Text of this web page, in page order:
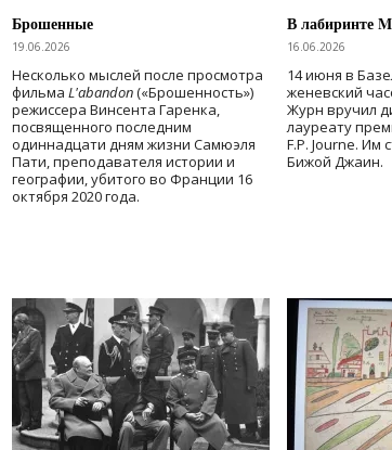
Брошенные
19.06.2026
Несколько мыслей после просмотра
фильма L'abandon(«Брошенность»)
режиссера Винсента Гаренка,
посвященного последним
одиннадцати дням жизни Самюэля
Пати, преподавателя истории и
географии, убитого во Франции 16
октября 2020 года.
В лабиринте
16.06.2026
14 июня в
женевский
Журн вручил
лауреату
F.P. Journe. Им
Бижой Джаин.